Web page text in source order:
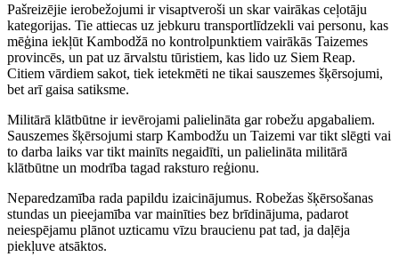
Pašreizējie ierobežojumi ir visaptveroši un skar vairākas ceļotāju
kategorijas. Tie attiecas uz jebkuru transportlīdzekli vai personu, kas
mēģina iekļūt Kambodžā no kontrolpunktiem vairākās Taizemes
provincēs, un pat uz ārvalstu tūristiem, kas lido uz Siem Reap.
Citiem vārdiem sakot, tiek ietekmēti ne tikai sauszemes šķērsojumi,
bet arī gaisa satiksme.
Militārā klātbūtne ir ievērojami palielināta gar robežu apgabaliem.
Sauszemes šķērsojumi starp Kambodžu un Taizemi var tikt slēgti vai
to darba laiks var tikt mainīts negaidīti, un palielināta militārā
klātbūtne un modrība tagad raksturo reģionu.
Neparedzamība rada papildu izaicinājumus. Robežas šķērsošanas
stundas un pieejamība var mainīties bez brīdinājuma, padarot
neiespējamu plānot uzticamu vīzu braucienu pat tad, ja daļēja
piekļuve atsāktos.